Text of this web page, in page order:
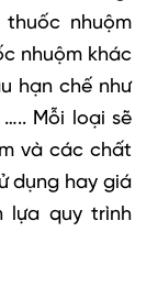
nhuộm
nhuộm khác
hạn chế như
Mỗi loại sẽ
và các chất
dụng hay giá
lựa quy trình